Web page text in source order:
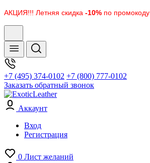
АКЦИЯ!!! Летняя скидка -10% по промокоду
+7 (495) 374-0102 +7 (800) 777-0102
Заказать обратный звонок
Аккаунт
Вход
Регистрация
0 Лист желаний